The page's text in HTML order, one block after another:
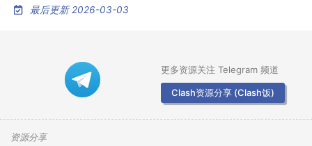
最后更新 2026-03-03
更多资源关注 Telegram 频道
Clash资源分享 (Clash饭)
资源分享